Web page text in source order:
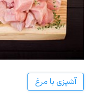
آشپزی با مرغ